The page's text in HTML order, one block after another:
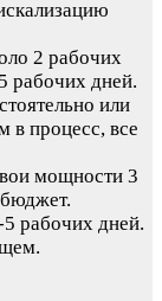
2 рабочих
рабочих дней.
или
в процесс, все
мощности 3
рабочих дней.